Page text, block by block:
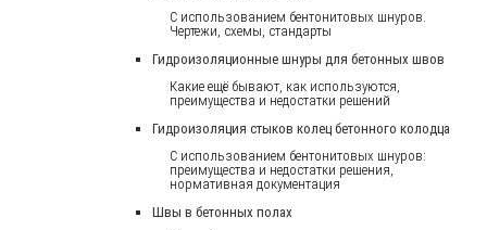
С использованием бентонитовых шнуров.
Чертежи, схемы, стандарты
Гидроизоляционные шнуры для бетонных швов
Какие ещё бывают, как используются,
преимущества и недостатки решений
Гидроизоляция стыков колец бетонного колодца
С использованием бентонитовых шнуров:
преимущества и недостатки решения,
нормативная документация
Швы в бетонных полах